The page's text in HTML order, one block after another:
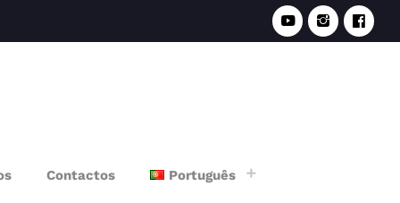
Contactos Português